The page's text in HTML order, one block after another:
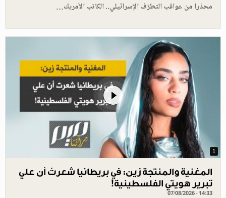
محذرا من عواقب التطرّف الإسرائيلي.. الكاتب الأمريك…
1
المغنية والمنتجة زين: في بريطانيا شعرتُ أن علي
تبرير هويتي الفلسطينية!
07/08/2026 - 14:33